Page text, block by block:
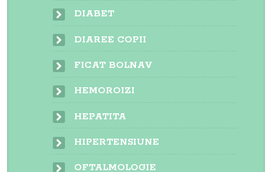
DIABET
DIAREE COPII
FICAT BOLNAV
HEMOROIZI
HEPATITA
HIPERTENSIUNE
OFTALMOLOGIE